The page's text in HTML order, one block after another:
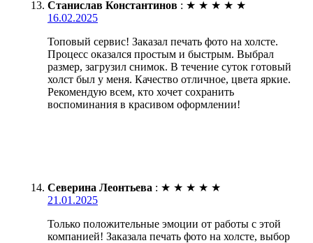
Станислав Константинов : ★ ★ ★ ★ ★
16.02.2025
Топовый сервис! Заказал печать фото на холсте.
Процесс оказался простым и быстрым. Выбрал
размер, загрузил снимок. В течение суток готовый
холст был у меня. Качество отличное, цвета яркие.
Рекомендую всем, кто хочет сохранить
воспоминания в красивом оформлении!
Северина Леонтьева : ★ ★ ★ ★ ★
21.01.2025
Только положительные эмоции от работы с этой
компанией! Заказала печать фото на холсте, выбор